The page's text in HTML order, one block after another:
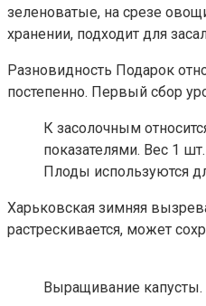
зеленоватые, на срезе
хранении, подходит для
Разновидность Подарок
постепенно. Первый сбор
К засолочным
показателями. Вес 1
Плоды используются
Харьковская зимняя
растрескивается, может
Выращивание капусты.